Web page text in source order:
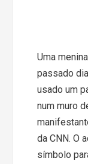
Uma
passado
usado um
num muro
da CNN. O
símbolo